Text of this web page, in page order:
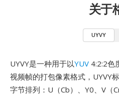
关于
UYVY
UYVY是一种用于以YUV 4:2:2色
视频帧的打包像素格式，UYVY
字节排列：U（Cb）、Y0、V（